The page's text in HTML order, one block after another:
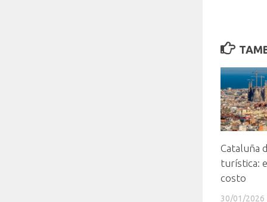
Cataluña
turística:
costo
30/01/2026